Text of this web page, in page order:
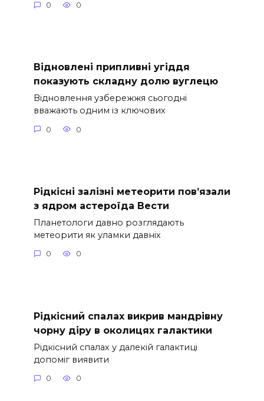
0 0
Відновлені припливні угіддя
показують складну долю вуглецю
Відновлення узбережжя сьогодні
вважають одним із ключових
0 0
Рідкісні залізні метеорити пов’язали
з ядром астероїда Вести
Планетологи давно розглядають
метеорити як уламки давніх
0 0
Рідкісний спалах викрив мандрівну
чорну діру в околицях галактики
Рідкісний спалах у далекій галактиці
допоміг виявити
0 0